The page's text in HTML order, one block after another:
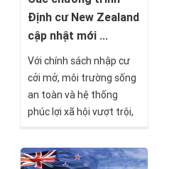
Định cư New Zealand
cập nhật mới ...
Với chính sách nhập cư
cởi mở, môi trường sống
an toàn và hệ thống
phúc lợi xã hội vượt trội,
thành điểm đến lý tưởng
cho nhiều gia đình Việt